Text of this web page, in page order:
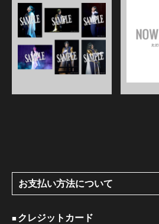
お支払い方法について
クレジットカード